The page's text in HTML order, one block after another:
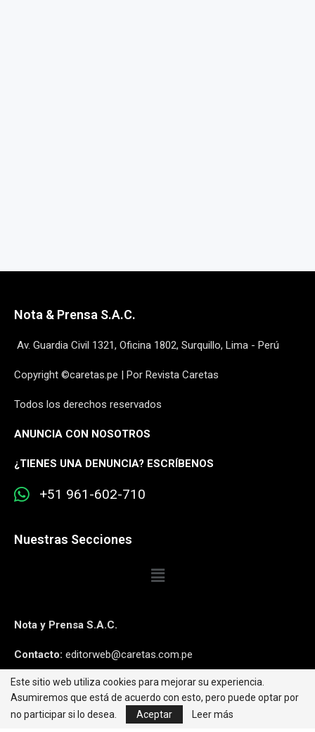
Nota & Prensa S.A.C.
Av. Guardia Civil 1321, Oficina 1802, Surquillo, Lima - Perú
Copyright ©caretas.pe | Por Revista Caretas
Todos los derechos reservados
ANUNCIA CON NOSOTROS
¿TIENES UNA DENUNCIA? ESCRÍBENOS
+51 961-602-710
Nuestras Secciones
Nota y Prensa S.A.C.
Contacto: editorweb@caretas.com.pe
Síguenos:
Este sitio web utiliza cookies para mejorar su experiencia.
Asumiremos que está de acuerdo con esto, pero puede optar por
no participar si lo desea.
Aceptar Leer más